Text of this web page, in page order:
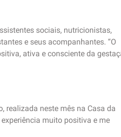
sociais, nutricionistas,
e seus acompanhantes. “O
ativa e consciente da
realizada neste mês na Casa da
muito positiva e me